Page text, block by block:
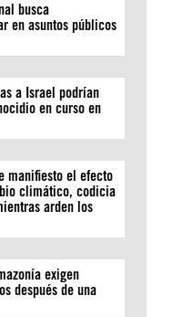
busca
en asuntos públicos
a Israel podrían
en curso en
manifiesto el efecto
climático, codicia
arden los
exigen
después de una